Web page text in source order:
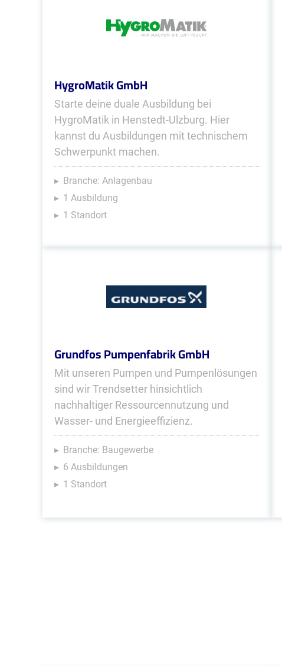
HygroMatik GmbH
Starte deine duale Ausbildung bei
HygroMatik in Henstedt-Ulzburg. Hier
kannst du Ausbildungen mit technischem
Schwerpunkt machen.
Branche: Anlagenbau
1 Ausbildung
1 Standort
Grundfos Pumpenfabrik GmbH
Mit unseren Pumpen und Pumpenlösungen
sind wir Trendsetter hinsichtlich
nachhaltiger Ressourcennutzung und
Wasser- und Energieeffizienz.
Branche: Baugewerbe
6 Ausbildungen
1 Standort